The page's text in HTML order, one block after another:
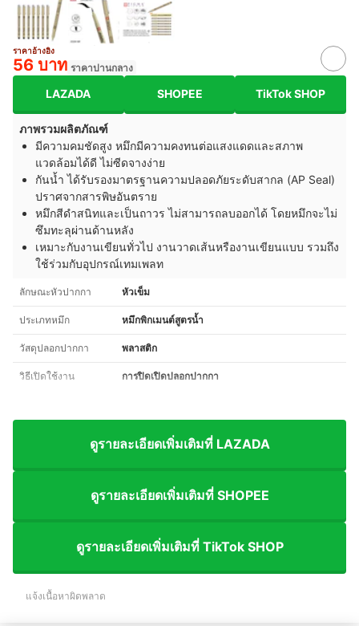
ราคาอ้างอิง
56 บาท ราคาปานกลาง
LAZADA SHOPEE TikTok SHOP
ภาพรวมผลิตภัณฑ์
มีความคมชัดสูง หมึกมีความคงทนต่อแสงแดดและสภาพ
แวดล้อมได้ดี ไม่ซีดจางง่าย
กันน้ำ ได้รับรองมาตรฐานความปลอดภัยระดับสากล (AP Seal)
ปราศจากสารพิษอันตราย
หมึกสีดำสนิทและเป็นถาวร ไม่สามารถลบออกได้ โดยหมึกจะไม่
ซึมทะลุผ่านด้านหลัง
เหมาะกับงานเขียนทั่วไป งานวาดเส้นหรืองานเขียนแบบ รวมถึง
ใช้ร่วมกับอุปกรณ์เทมเพลท
ลักษณะหัวปากกา หัวเข็ม
ประเภทหมึก หมึกพิกเมนต์สูตรน้ำ
วัสดุปลอกปากกา พลาสติก
วิธีเปิดใช้งาน การปิดเปิดปลอกปากกา
ดูรายละเอียดเพิ่มเติมที่ LAZADA
ดูรายละเอียดเพิ่มเติมที่ SHOPEE
ดูรายละเอียดเพิ่มเติมที่ TikTok SHOP
แจ้งเนื้อหาผิดพลาด